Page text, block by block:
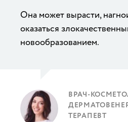
Она может вырасти,
оказаться
новообразованием.
ВРАЧ-
ТЕРАПЕВТ